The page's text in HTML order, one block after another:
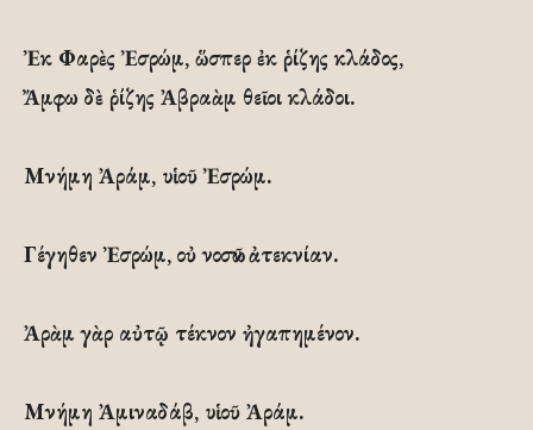
Ἐκ Φαρὲς Ἐσρώμ, ὥσπερ ἐκ ῥίζης κλάδος,
Ἄμφω δὲ ῥίζης Ἀβραὰμ θεῖοι κλάδοι.
Μνήμη Ἀράμ, υἱοῦ Ἐσρώμ.
Γέγηθεν Ἐσρώμ, οὐ νοσῶν ἀτεκνίαν.
Ἀρὰμ γὰρ αὐτῷ τέκνον ἠγαπημένον.
Μνήμη Ἀμιναδάβ, υἱοῦ Ἀράμ.